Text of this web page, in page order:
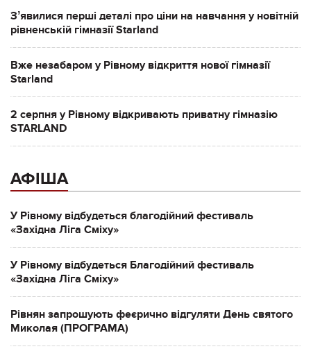
Зʼявилися перші деталі про ціни на навчання у новітній
рівненській гімназії Starland
Вже незабаром у Рівному відкриття нової гімназії
Starland
2 серпня у Рівному відкривають приватну гімназію
STARLAND
АФІША
У Рівному відбудеться благодійний фестиваль
«Західна Ліга Сміху»
У Рівному відбудеться Благодійний фестиваль
«Західна Ліга Сміху»
Рівнян запрошують феєрично відгуляти День святого
Миколая (ПРОГРАМА)